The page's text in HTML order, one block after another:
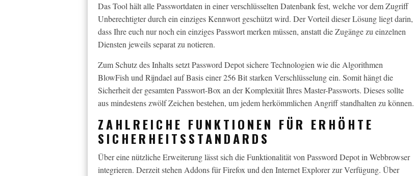
Das Tool hält alle Passwortdaten in einer verschlüsselten Datenbank fest, welche vor dem Zugriff
Unberechtigter durch ein einziges Kennwort geschützt wird. Der Vorteil dieser Lösung liegt darin,
dass Ihre euch nur noch ein einziges Passwort merken müssen, anstatt die Zugänge zu einzelnen
Diensten jeweils separat zu notieren.
Zum Schutz des Inhalts setzt Password Depot sichere Technologien wie die Algorithmen
BlowFish und Rijndael auf Basis einer 256 Bit starken Verschlüsselung ein. Somit hängt die
Sicherheit der gesamten Passwort-Box an der Komplexität Ihres Master-Passworts. Dieses sollte
aus mindestens zwölf Zeichen bestehen, um jedem herkömmlichen Angriff standhalten zu können.
ZAHLREICHE FUNKTIONEN FÜR ERHÖHTE
SICHERHEITSSTANDARDS
Über eine nützliche Erweiterung lässt sich die Funktionalität von Password Depot in Webbrowser
integrieren. Derzeit stehen Addons für Firefox und den Internet Explorer zur Verfügung. Über